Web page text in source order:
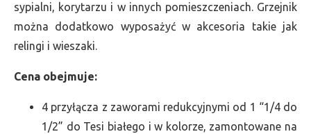
sypialni, korytarzu i w innych pomieszczeniach. Grzejnik
można dodatkowo wyposażyć w akcesoria takie jak
relingi i wieszaki.
Cena obejmuje:
4 przyłącza z zaworami redukcyjnymi od 1 “1/4 do
1/2” do Tesi białego i w kolorze, zamontowane na